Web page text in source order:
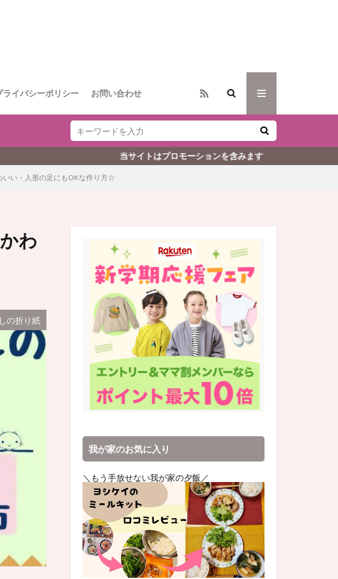
ライバシーポリシー お問い合わせ
当サイトはプロモーションを含みます
い・人形の足にもOKな作り方☆
わ
の折り紙
我が家のお気に入り
＼もう手放せない我が家の夕飯／